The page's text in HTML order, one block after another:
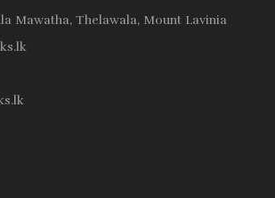
Mawatha, Thelawala, Mount Lavinia